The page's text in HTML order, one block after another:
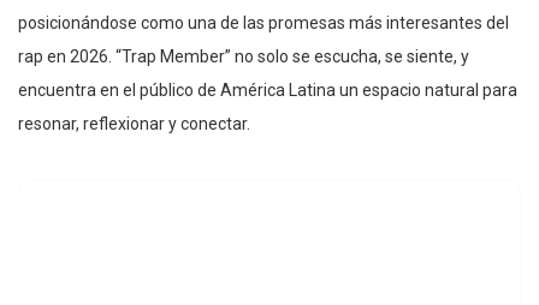
posicionándose como una de las promesas más interesantes del
rap en 2026. “Trap Member” no solo se escucha, se siente, y
encuentra en el público de América Latina un espacio natural para
resonar, reflexionar y conectar.